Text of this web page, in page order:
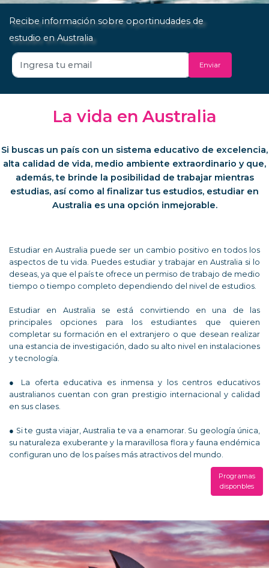
Recibe información sobre oportinudades de
estudio en Australia
Enviar
La vida en Australia
Si buscas un país con un sistema educativo de excelencia,
alta calidad de vida, medio ambiente extraordinario y que,
además, te brinde la posibilidad de trabajar mientras
estudias, así como al finalizar tus estudios, estudiar en
Australia es una opción inmejorable.
Estudiar en Australia puede ser un cambio positivo en todos los
aspectos de tu vida. Puedes estudiar y trabajar en Australia si lo
deseas, ya que el país te ofrece un permiso de trabajo de medio
tiempo o tiempo completo dependiendo del nivel de estudios.
Estudiar en Australia se está convirtiendo en una de las
principales opciones para los estudiantes que quieren
completar su formación en el extranjero o que desean realizar
una estancia de investigación, dado su alto nivel en instalaciones
y tecnología.
● La oferta educativa es inmensa y los centros educativos
australianos cuentan con gran prestigio internacional y calidad
en sus clases.
● Si te gusta viajar, Australia te va a enamorar. Su geología única,
su naturaleza exuberante y la maravillosa flora y fauna endémica
configuran uno de los países más atractivos del mundo.
Programas
disponbles